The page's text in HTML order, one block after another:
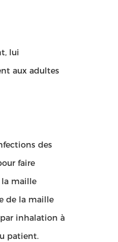
lui
aux adultes
des
faire
la maille
de la maille
inhalation à
patient.